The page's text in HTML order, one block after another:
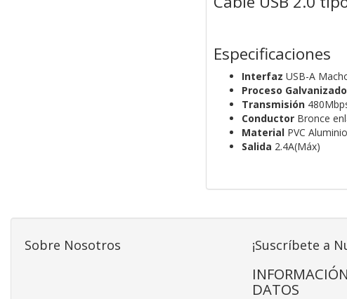
Especificaciones
Interfaz USB-A
Proceso Galvanizado
Transmisión
ConductorBronce
Material PVC
Salida 2.4A(Máx)
Sobre Nosotros ¡Suscríbete a
DATOS